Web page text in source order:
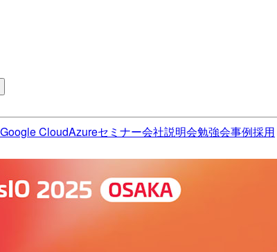
Google CloudAzureセミナー会社説明会勉強会事例採用